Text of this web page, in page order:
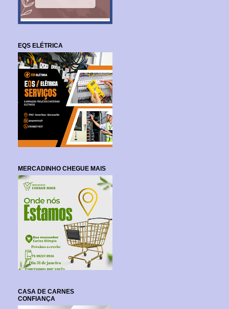
EQS ELÉTRICA
MERCADINHO CHEGUE MAIS
CASA DE CARNES
CONFIANÇA